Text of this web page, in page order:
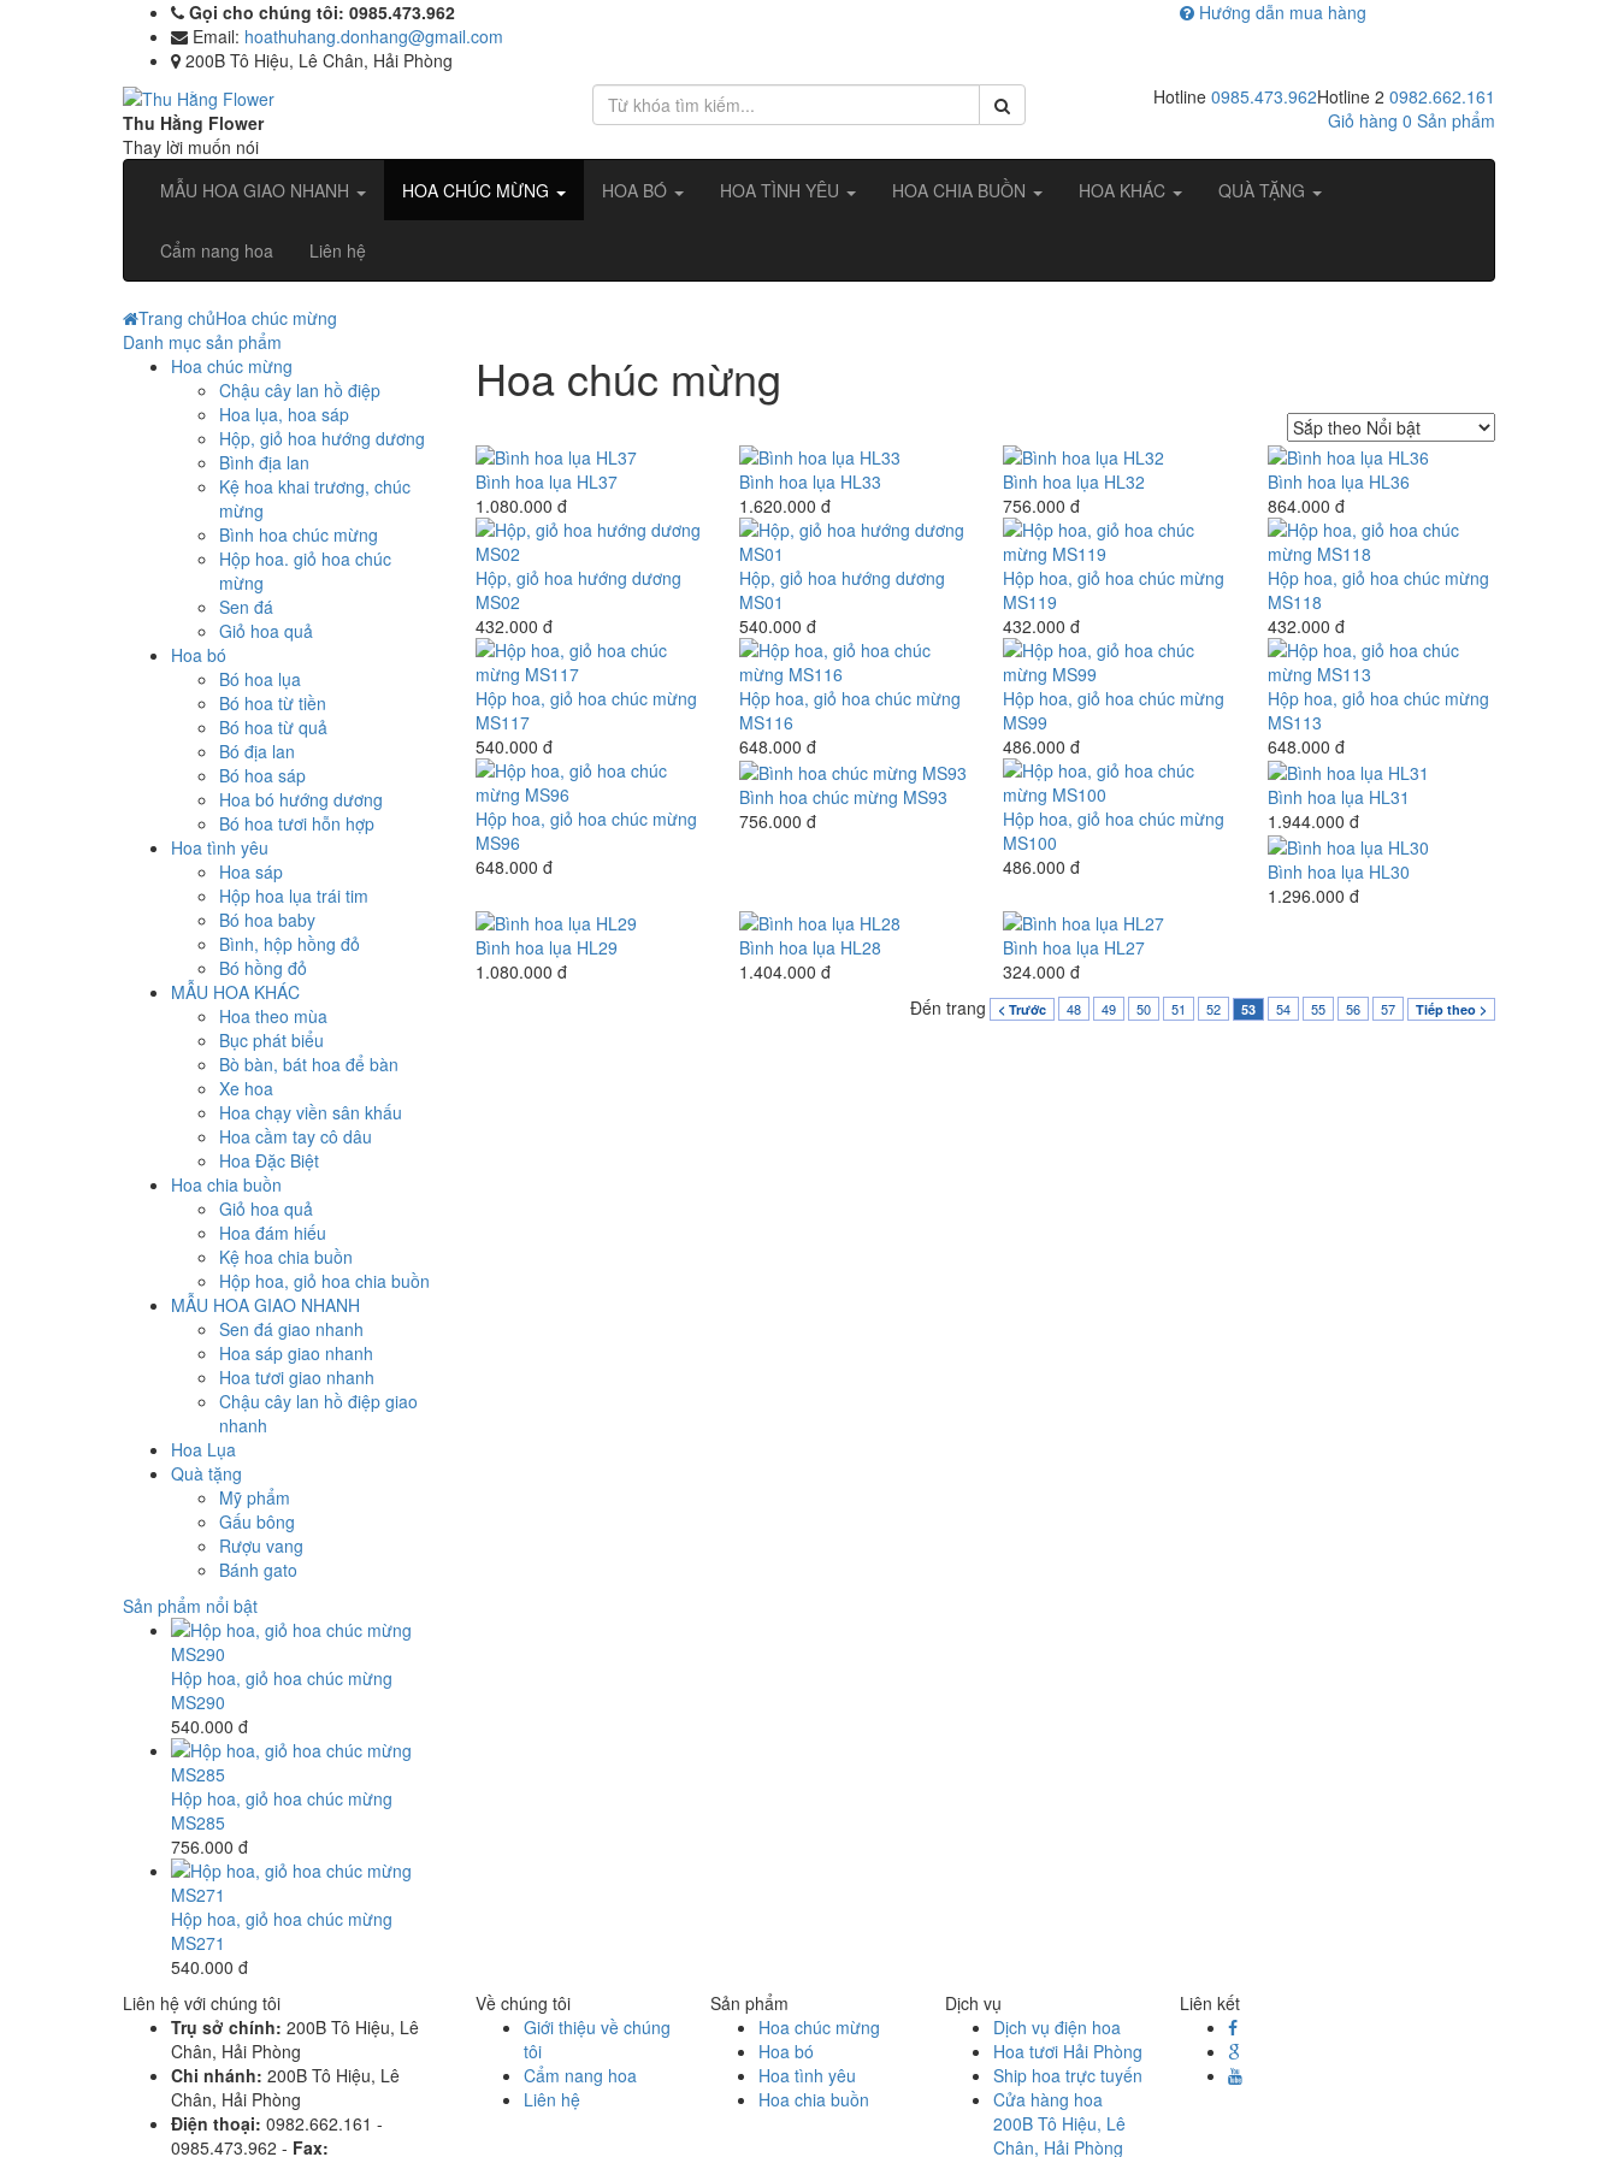
Gọi cho chúng tôi: 0985.473.962
Email: hoathuhang.donhang@gmail.com
200B Tô Hiệu, Lê Chân, Hải Phòng
Hướng dẫn mua hàng
Thu Hằng Flower
Thay lời muốn nói
Hotline 2 0982.662.161
Hotline 0985.473.962
Giỏ hàng 0 Sản phẩm
MẪU HOA GIAO NHANH HOA CHÚC MỪNG HOA BÓ HOA TÌNH YÊU HOA CHIA BUỒN HOA KHÁC QUÀ TẶNG
Cẩm nang hoa Liên hệ
Trang chủHoa chúc mừng
Hoa chúc mừng
Bình hoa lụa HL37
1.080.000 đ
Bình hoa lụa HL33
1.620.000 đ
Bình hoa lụa HL32
756.000 đ
Bình hoa lụa HL36
864.000 đ
Hộp, giỏ hoa hướng dương
MS02
432.000 đ
Hộp, giỏ hoa hướng dương
MS01
540.000 đ
Hộp hoa, giỏ hoa chúc mừng
MS119
432.000 đ
Hộp hoa, giỏ hoa chúc mừng
MS118
432.000 đ
Hộp hoa, giỏ hoa chúc mừng
MS117
540.000 đ
Hộp hoa, giỏ hoa chúc mừng
MS116
648.000 đ
Hộp hoa, giỏ hoa chúc mừng
MS99
486.000 đ
Hộp hoa, giỏ hoa chúc mừng
MS113
648.000 đ
Hộp hoa, giỏ hoa chúc mừng
MS96
648.000 đ
Bình hoa chúc mừng MS93
756.000 đ
Hộp hoa, giỏ hoa chúc mừng
MS100
486.000 đ
Bình hoa lụa HL31
1.944.000 đ
Bình hoa lụa HL30
1.296.000 đ
Bình hoa lụa HL29
1.080.000 đ
Bình hoa lụa HL28
1.404.000 đ
Bình hoa lụa HL27
324.000 đ
Đến trang
< Trước 48 49 50 51 52 53 54 55 56 57 Tiếp theo >
Danh mục sản phẩm
Hoa chúc mừng
Chậu cây lan hồ điệp
Hoa lụa, hoa sáp
Hộp, giỏ hoa hướng dương
Bình địa lan
Kệ hoa khai trương, chúc
mừng
Bình hoa chúc mừng
Hộp hoa. giỏ hoa chúc
mừng
Sen đá
Giỏ hoa quả
Hoa bó
Bó hoa lụa
Bó hoa từ tiền
Bó hoa từ quả
Bó địa lan
Bó hoa sáp
Hoa bó hướng dương
Bó hoa tươi hỗn hợp
Hoa tình yêu
Hoa sáp
Hộp hoa lụa trái tim
Bó hoa baby
Bình, hộp hồng đỏ
Bó hồng đỏ
MẪU HOA KHÁC
Hoa theo mùa
Bục phát biểu
Bò bàn, bát hoa để bàn
Xe hoa
Hoa chạy viền sân khấu
Hoa cầm tay cô dâu
Hoa Đặc Biệt
Hoa chia buồn
Giỏ hoa quả
Hoa đám hiếu
Kệ hoa chia buồn
Hộp hoa, giỏ hoa chia buồn
MẪU HOA GIAO NHANH
Sen đá giao nhanh
Hoa sáp giao nhanh
Hoa tươi giao nhanh
Chậu cây lan hồ điệp giao
nhanh
Hoa Lụa
Quà tặng
Mỹ phẩm
Gấu bông
Rượu vang
Bánh gato
Sản phẩm nổi bật
Hộp hoa, giỏ hoa chúc mừng
MS290
540.000 đ
Hộp hoa, giỏ hoa chúc mừng
MS285
756.000 đ
Hộp hoa, giỏ hoa chúc mừng
MS271
540.000 đ
Liên hệ với chúng tôi
Trụ sở chính: 200B Tô Hiệu, Lê
Chân, Hải Phòng
Chi nhánh: 200B Tô Hiệu, Lê
Chân, Hải Phòng
Điện thoại: 0982.662.161 -
0985.473.962 - Fax:
Về chúng tôi
Giới thiệu về chúng
tôi
Cẩm nang hoa
Liên hệ
Sản phẩm
Hoa chúc mừng
Hoa bó
Hoa tình yêu
Hoa chia buồn
Dịch vụ
Dịch vụ điện hoa
Hoa tươi Hải Phòng
Ship hoa trực tuyến
Cửa hàng hoa
200B Tô Hiệu, Lê
Chân, Hải Phòng
Liên kết